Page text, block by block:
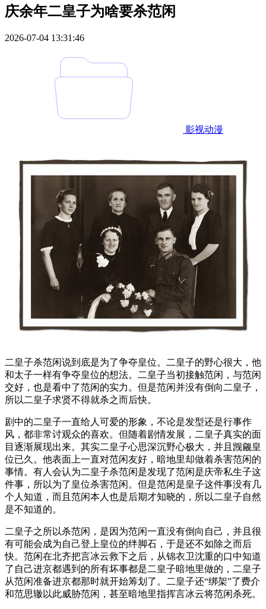
庆余年二皇子为啥要杀范闲
2026-07-04 13:31:46
影视动漫
二皇子杀范闲说到底是为了争夺皇位。二皇子的野心很大，他
和太子一样有争夺皇位的想法。二皇子当初接触范闲，与范闲
交好，也是看中了范闲的实力。但是范闲并没有倒向二皇子，
所以二皇子求贤不得就杀之而后快。
剧中的二皇子一直给人可爱的形象，不论是发型还是行事作
风，都非常讨观众的喜欢。但随着剧情发展，二皇子真实的面
目逐渐展现出来。其实二皇子心思深沉野心极大，并且觊觎皇
位已久。他表面上一直对范闲友好，暗地里却做着杀害范闲的
事情。有人会认为二皇子杀范闲是发现了范闲是庆帝私生子这
件事，所以为了皇位杀害范闲。但是范闲是皇子这件事没有几
个人知道，而且范闲本人也是后期才知晓的，所以二皇子自然
是不知道的。
二皇子之所以杀范闲，是因为范闲一直没有倒向自己，并且很
有可能会成为自己登上皇位的绊脚石，于是还不如除之而后
快。范闲在北齐把言冰云救下之后，从锦衣卫沈重的口中知道
了自己进京都遇到的所有坏事都是二皇子暗地里做的，二皇子
从范闲准备进京都那时就开始筹划了。二皇子还“绑架”了费介
和范思辙以此威胁范闲，甚至暗地里指挥言冰云将范闲杀死。